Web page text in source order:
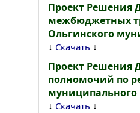
Проект Решения
межбюджетных
Ольгинского
↓ Скачать ↓
Проект Решения
полномочий по
муниципального
↓ Скачать ↓